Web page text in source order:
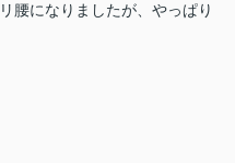
腰になりましたが、やっぱり